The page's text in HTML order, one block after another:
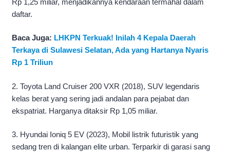
daftar.
Baca Juga: LHKPN Terkuak! Inilah 4 Kepala Daerah
Terkaya di Sulawesi Selatan, Ada yang Hartanya Nyaris
Rp 1 Triliun
2. Toyota Land Cruiser 200 VXR (2018), SUV legendaris
kelas berat yang sering jadi andalan para pejabat dan
ekspatriat. Harganya ditaksir Rp 1,05 miliar.
3. Hyundai Ioniq 5 EV (2023), Mobil listrik futuristik yang
sedang tren di kalangan elite urban. Terparkir di garasi sang